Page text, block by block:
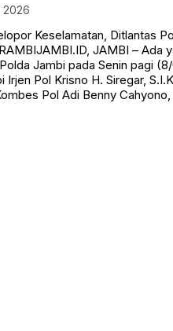
2026
Keselamatan, Ditlantas
JAMBI – Ada
Jambi pada Senin pagi
Pol Krisno H. Siregar,
Pol Adi Benny Cahyono,